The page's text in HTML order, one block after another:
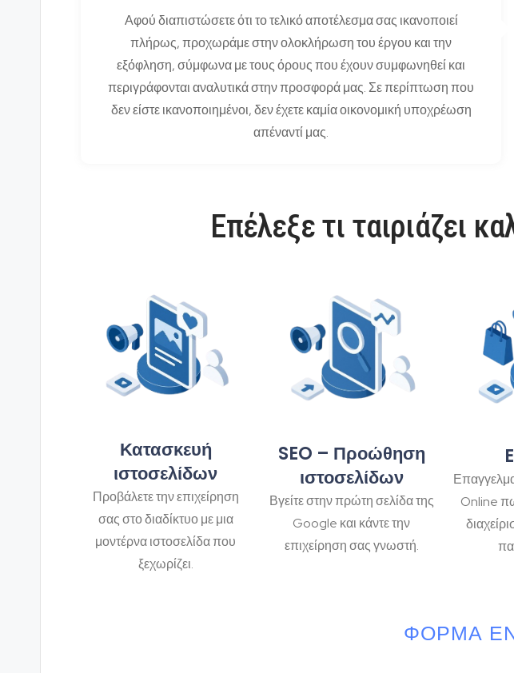
Αφού διαπιστώσετε ότι το τελικό αποτέλεσμα σας ικανοποιεί
πλήρως, προχωράμε στην ολοκλήρωση του έργου και την
εξόφληση, σύμφωνα με τους όρους που έχουν συμφωνηθεί και
περιγράφονται αναλυτικά στην προσφορά μας. Σε περίπτωση που
δεν είστε ικανοποιημένοι, δεν έχετε καμία οικονομική υποχρέωση
απέναντί μας.
Επέλεξε τι ταιριάζει
Κατασκευή
ιστοσελίδων
Προβάλετε την επιχείρηση
σας στο διαδίκτυο με μια
μοντέρνα ιστοσελίδα που
ξεχωρίζει.
SEO – Προώθηση
ιστοσελίδων
Βγείτε στην πρώτη σελίδα της
Google και κάντε την
επιχείρηση σας γνωστή.
Online
ΦΌΡΜΑ